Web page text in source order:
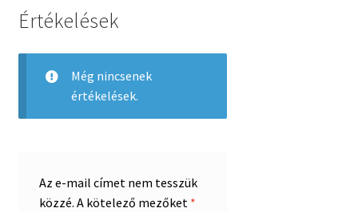
Értékelések
Még nincsenek
értékelések.
Az e-mail címet nem tesszük
közzé. A kötelező mezőket *